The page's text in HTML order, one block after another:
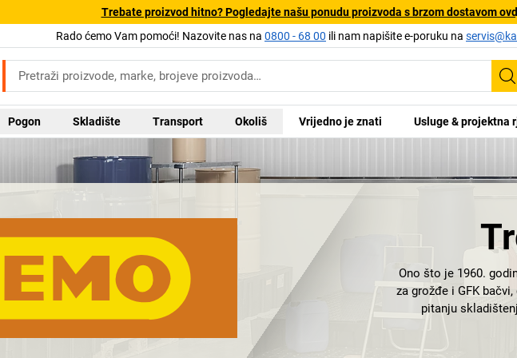
Trebate proizvod hitno? Pogledajte našu ponudu proizvoda s brzom dostavom
Rado ćemo Vam pomoći! Nazovite nas na 0800 - 68 00 ili nam napišite e-poruku na
Pogon Skladište Transport Okoliš Vrijedno je znati Usluge & projektna
Ono što je 1960.
za grožđe i GFK
pitanju
kompozitnih